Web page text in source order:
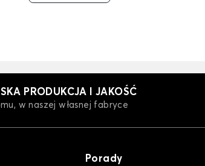
SANDERO
PRODUKCJA I JAKOŚĆ
w naszej własnej fabryce
Porady